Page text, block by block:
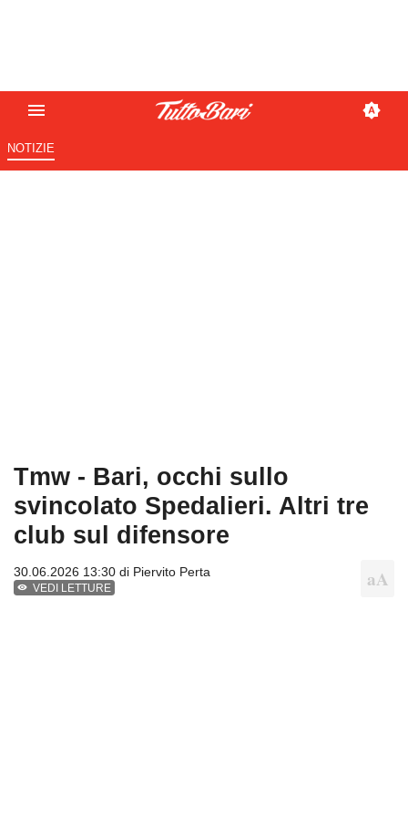
NOTIZIE
Tmw - Bari, occhi sullo
svincolato Spedalieri. Altri tre
club sul difensore
30.06.2026 13:30 di Piervito Perta
VEDI LETTURE